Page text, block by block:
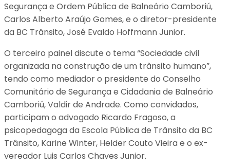
Segurança e Ordem Pública de Balneário Camboriú,
Carlos Alberto Araújo Gomes, e o diretor-presidente
da BC Trânsito, José Evaldo Hoffmann Junior.
O terceiro painel discute o tema “Sociedade civil
organizada na construção de um trânsito humano”,
tendo como mediador o presidente do Conselho
Comunitário de Segurança e Cidadania de Balneário
Camboriú, Valdir de Andrade. Como convidados,
participam o advogado Ricardo Fragoso, a
psicopedagoga da Escola Pública de Trânsito da BC
Trânsito, Karine Winter, Helder Couto Vieira e o ex-
vereador Luis Carlos Chaves Junior.